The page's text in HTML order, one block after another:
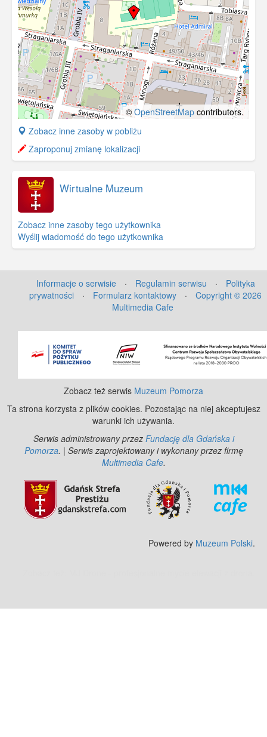
©OpenStreetMap contributors.
+
−
Zobacz inne zasoby w pobliżu
Zaproponuj zmianę lokalizacji
Wirtualne Muzeum
Zobacz inne zasoby tego użytkownika
Wyślij wiadomość do tego użytkownika
Informacje o serwisie · Regulamin serwisu ·
Polityka
prywatności
· Formularz kontaktowy ·
Copyright © 2026
Multimedia Cafe
Zobacz też serwis Muzeum Pomorza
Ta strona korzysta z plików cookies. Pozostając na niej akceptujesz
warunki ich używania.
Serwis administrowany przez Fundację dla Gdańska i
Pomorza. | Serwis zaprojektowany i wykonany przez firmę
Multimedia Cafe.
Powered by Muzeum Polski.